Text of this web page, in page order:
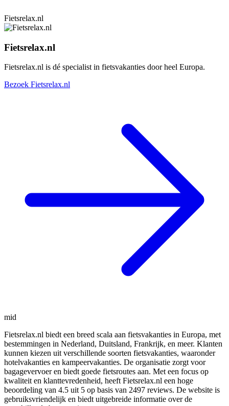
Fietsrelax.nl
Fietsrelax.nl
Fietsrelax.nl is dé specialist in fietsvakanties door heel Europa.
Bezoek Fietsrelax.nl
mid
Fietsrelax.nl biedt een breed scala aan fietsvakanties in Europa, met
bestemmingen in Nederland, Duitsland, Frankrijk, en meer. Klanten
kunnen kiezen uit verschillende soorten fietsvakanties, waaronder
hotelvakanties en kampeervakanties. De organisatie zorgt voor
bagagevervoer en biedt goede fietsroutes aan. Met een focus op
kwaliteit en klanttevredenheid, heeft Fietsrelax.nl een hoge
beoordeling van 4.5 uit 5 op basis van 2497 reviews. De website is
gebruiksvriendelijk en biedt uitgebreide informatie over de